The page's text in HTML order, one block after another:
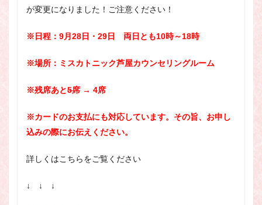
が変更になりました！ご注意ください！
※日程：9月28日・29日 両日とも10時～18時
※場所：ミスカトニック芦屋カウンセリングルーム
※残席あと5席 → 4席
※カードのお支払にも対応しています。その旨、お申し
込みの際にお伝えください。
詳しくはこちらをご覧ください
↓ ↓ ↓
願いごと